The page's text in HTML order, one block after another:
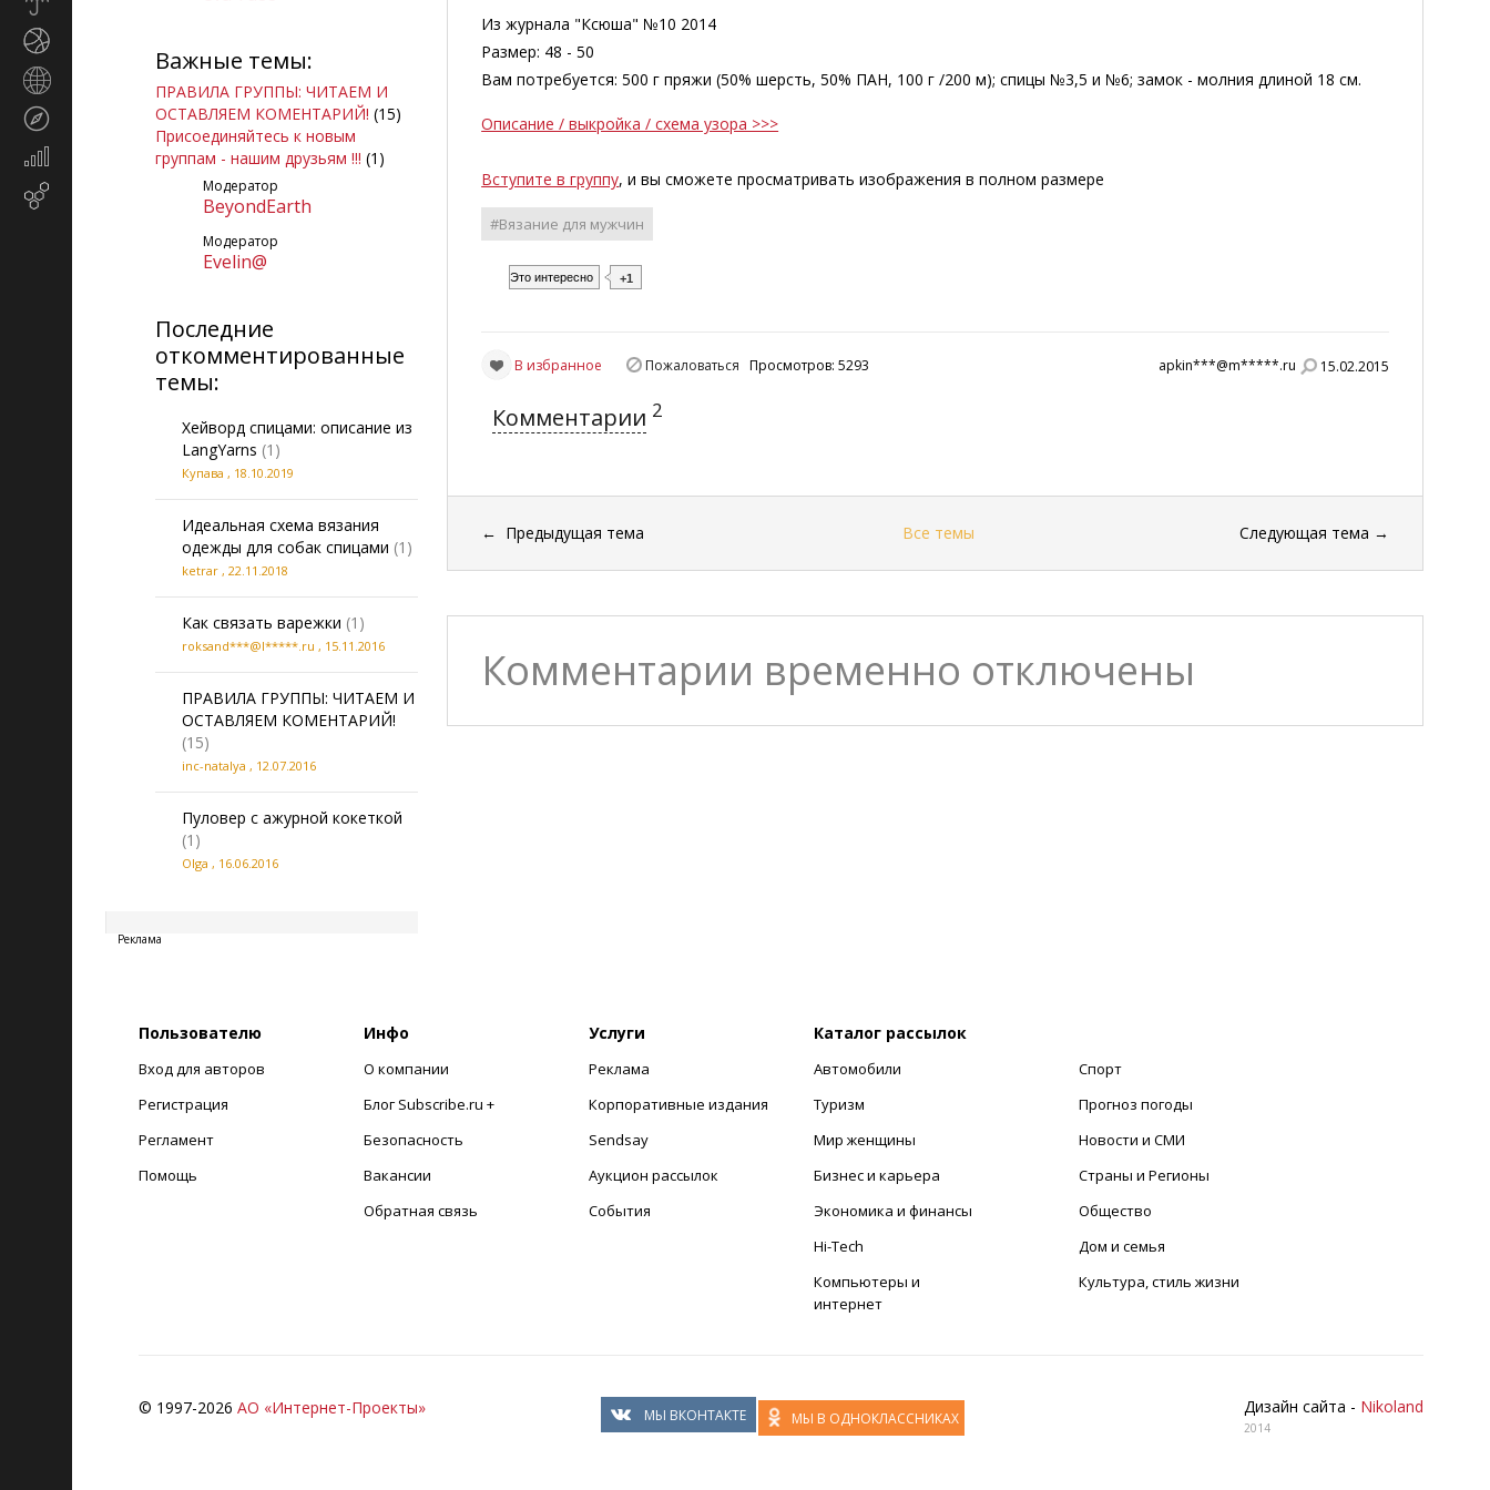
Экономика
Важные темы:
ПРАВИЛА ГРУППЫ: ЧИТАЕМ И
ОСТАВЛЯЕМ КОМЕНТАРИЙ! (15)
Присоединяйтесь к новым
группам - нашим друзьям !!! (1)
Модератор
BeyondEarth
Модератор
Evelin@
Последние
откомментированные
темы:
Хейворд спицами: описание из
LangYarns (1)
Купава , 18.10.2019
Идеальная схема вязания
одежды для собак спицами (1)
ketrar , 22.11.2018
Как связать варежки (1)
roksand***@l*****.ru , 15.11.2016
ПРАВИЛА ГРУППЫ: ЧИТАЕМ И
ОСТАВЛЯЕМ КОМЕНТАРИЙ!
(15)
inc-natalya , 12.07.2016
Пуловер с ажурной кокеткой
(1)
Olga , 16.06.2016
Реклама
Из журнала "Ксюша" №10 2014
Размер: 48 - 50
Вам потребуется: 500 г пряжи (50% шерсть, 50% ПАН, 100 г /200 м); спицы №3,5 и №6; замок - молния длиной 18 см.
Описание / выкройка / схема узора >>>
Вступите в группу, и вы сможете просматривать изображения в полном размере
#Вязание для мужчин
Это интересно +1
apkin***@m*****.ru 15.02.2015
В избранное Пожаловаться Просмотров: 5293
Комментарии 2
← Предыдущая тема Все темы Следующая тема →
Комментарии временно отключены
Пользователю
Вход для авторов
Регистрация
Регламент
Помощь
Инфо
О компании
Блог Subscribe.ru +
Безопасность
Вакансии
Обратная связь
Услуги
Реклама
Корпоративные издания
Sendsay
Аукцион рассылок
События
Каталог рассылок
Автомобили
Туризм
Мир женщины
Бизнес и карьера
Экономика и финансы
Hi-Tech
Компьютеры и
интернет
Спорт
Прогноз погоды
Новости и СМИ
Страны и Регионы
Общество
Дом и семья
Культура, стиль жизни
© 1997-2026 АО «Интернет-Проекты» Дизайн сайта - Nikoland
2014
МЫ ВКОНТАКТЕ МЫ В ОДНОКЛАССНИКАХ